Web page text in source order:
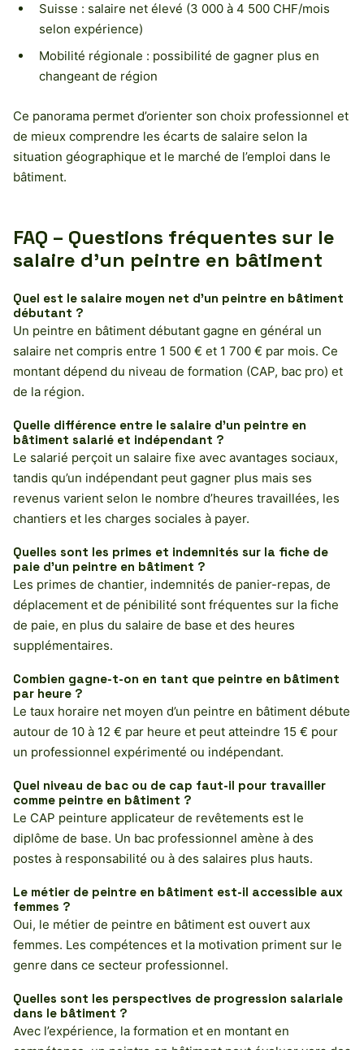
Suisse : salaire net élevé (3 000 à 4 500 CHF/mois
selon expérience)
Mobilité régionale : possibilité de gagner plus en
changeant de région
Ce panorama permet d’orienter son choix professionnel et
de mieux comprendre les écarts de salaire selon la
situation géographique et le marché de l’emploi dans le
bâtiment.
FAQ – Questions fréquentes sur le
salaire d’un peintre en bâtiment
Quel est le salaire moyen net d’un peintre en bâtiment
débutant ?
Un peintre en bâtiment débutant gagne en général un
salaire net compris entre 1 500 € et 1 700 € par mois. Ce
montant dépend du niveau de formation (CAP, bac pro) et
de la région.
Quelle différence entre le salaire d’un peintre en
bâtiment salarié et indépendant ?
Le salarié perçoit un salaire fixe avec avantages sociaux,
tandis qu’un indépendant peut gagner plus mais ses
revenus varient selon le nombre d’heures travaillées, les
chantiers et les charges sociales à payer.
Quelles sont les primes et indemnités sur la fiche de
paie d’un peintre en bâtiment ?
Les primes de chantier, indemnités de panier-repas, de
déplacement et de pénibilité sont fréquentes sur la fiche
de paie, en plus du salaire de base et des heures
supplémentaires.
Combien gagne-t-on en tant que peintre en bâtiment
par heure ?
Le taux horaire net moyen d’un peintre en bâtiment débute
autour de 10 à 12 € par heure et peut atteindre 15 € pour
un professionnel expérimenté ou indépendant.
Quel niveau de bac ou de cap faut-il pour travailler
comme peintre en bâtiment ?
Le CAP peinture applicateur de revêtements est le
diplôme de base. Un bac professionnel amène à des
postes à responsabilité ou à des salaires plus hauts.
Le métier de peintre en bâtiment est-il accessible aux
femmes ?
Oui, le métier de peintre en bâtiment est ouvert aux
femmes. Les compétences et la motivation priment sur le
genre dans ce secteur professionnel.
Quelles sont les perspectives de progression salariale
dans le bâtiment ?
Avec l’expérience, la formation et en montant en